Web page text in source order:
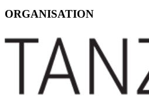
ORGANISATION